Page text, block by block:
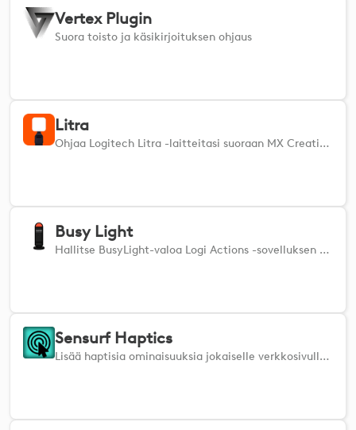
Vertex Plugin
Suora toisto ja käsikirjoituksen ohjaus
Litra
Ohjaa Logitech Litra -laitteitasi suoraan MX Creative Console -sovelluksella tai Actions Ring -renkaalla.
Busy Light
Hallitse BusyLight-valoa Logi Actions -sovelluksen avulla: näytä varattu-, vapaa- tai kuuloketila yhdellä napautuksella.
Sensurf Haptics
Lisää haptisia ominaisuuksia jokaiselle verkkosivulle: tunne tärinää, kun liikutat ja napsautat, mikä nopeuttaa työskentelyä ja lisää tuottavuutta.